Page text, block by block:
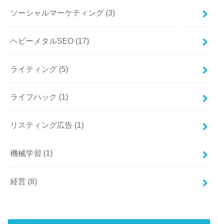
ソーシャルマーケティング (3)
ヘビーメタルSEO (17)
ライティング (5)
ライフハック (1)
リスティング広告 (1)
機械学習 (1)
経営 (8)